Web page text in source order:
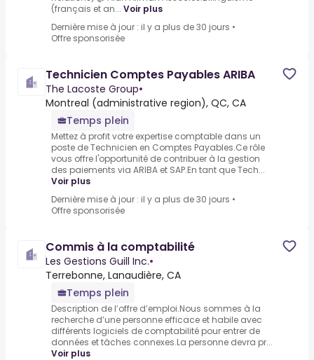
(français et an... Voir plus
Dernière mise à jour : il y a plus de 30 jours •
Offre sponsorisée
Technicien Comptes Payables ARIBA
The Lacoste Group•
Montreal (administrative region), QC, CA
Temps plein
Mettez à profit votre expertise comptable dans un
poste de Technicien en Comptes Payables.Ce rôle
vous offre l'opportunité de contribuer à la gestion
des paiements via ARIBA et SAP.En tant que Tech...
Voir plus
Dernière mise à jour : il y a plus de 30 jours •
Offre sponsorisée
Commis à la comptabilité
Les Gestions Guill Inc.•
Terrebonne, Lanaudière, CA
Temps plein
Description de l’offre d’emploi.Nous sommes à la
recherche d’une personne efficace et habile avec
différents logiciels de comptabilité pour entrer de
données et tâches connexes.La personne devra pr...
Voir plus